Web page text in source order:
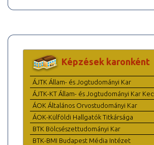
Képzések karonként
ÁJTK Állam- és Jogtudományi Kar
ÁJTK-KT Állam- és Jogtudományi Kar
ÁOK Általános Orvostudományi Kar
ÁOK-Külföldi Hallgatók Titkársága
BTK Bölcsészettudományi Kar
BTK-BMI Budapest Média Intézet